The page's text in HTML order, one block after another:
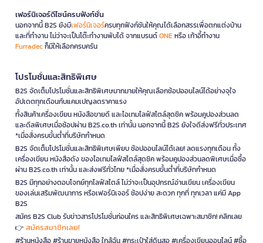
เฟอร์นิเจอร์ดีไซน์ครบฟังก์ชั่น
นอกจากนี้ B2S ยังมีเฟอร์นิเจอร์ครบทุกฟังก์ชันให้คุณได้เลือกสรรเพื่อตกแต่งบ้าน
และที่ทำงาน ไม่ว่าจะเป็นโต๊ะทำงานพับได้ จากแบรนด์ONEหรือ เก้าอี้ทำงาน
Furradecก็มีให้เลือกครบครัน
โปรโมชั่นและสิทธิพิเศษ
B2S จัดเต็มโปรโมชั่นและสิทธิพิเศษมากมายให้คุณเลือกช้อปออนไลน์ได้อย่างจุใจ
อัปเดตทุกเดือนกับแคมเปญลดราคาแรง
ทั้งสินค้าเครื่องเขียน หนังสือขายดี และไอเทมไลฟ์สไตล์สุดชิค พร้อมคูปองส่วนลด
และดีลพิเศษเมื่อช้อปผ่าน B2S.co.th เท่านั้น นอกจากนี้ B2S ยังใจดีส่งฟรีทั่วประเทศ
*เมื่อสั่งครบขั้นต่ำที่บริษัทกำหนด
B2S จัดเต็มโปรโมชั่นและสิทธิพิเศษเพียบ ช้อปออนไลน์ได้เลย! ลดแรงทุกเดือน ทั้ง
เครื่องเขียน หนังสือดัง ของไอเทมไลฟ์สไตล์สุดชิค พร้อมคูปองส่วนลดพิเศษเมื่อซื้อ
ผ่าน B2S.co.th เท่านั้น และส่งฟรีทั่วไทย *เมื่อสั่งครบขั้นต่ำที่บริษัทกำหนด
B2S มีทุกอย่างตอบโจทย์ทุกไลฟ์สไตล์ ไม่ว่าจะเป็นอุปกรณ์อ่านเขียน เครื่องเขียน
ของเล่นเสริมพัฒนาการ หรือเฟอร์นิเจอร์ ช้อปง่าย สะดวก ทุกที่ ทุกเวลา แค่มี App
B2S
สมัคร B2S Club รับข่าวสารโปรโมชั่นก่อนใคร และสิทธิพิเศษเฉพาะสมาชิก! คลิกเลย
👉 สมัครสมาชิกเลย!
#ร้านหนังสือ #ร้านขายหนังสือ ใกล้ฉัน #กระเป๋าใส่ดินสอ #เครื่องเขียนออนไลน์ #ซื้อ